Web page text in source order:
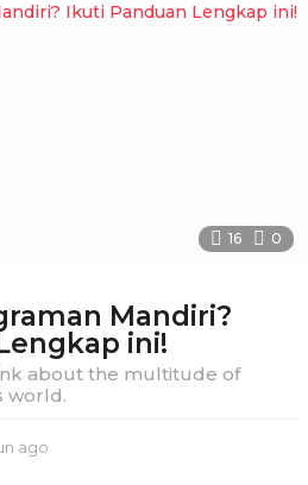
16 0
Mandiri?
ini!
about the multitude of
world.
ago